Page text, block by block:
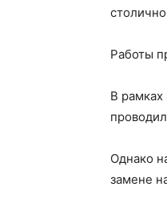
Работы
В
Однако
замене